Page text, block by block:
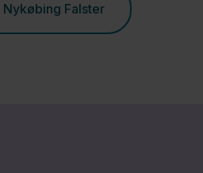
Falster